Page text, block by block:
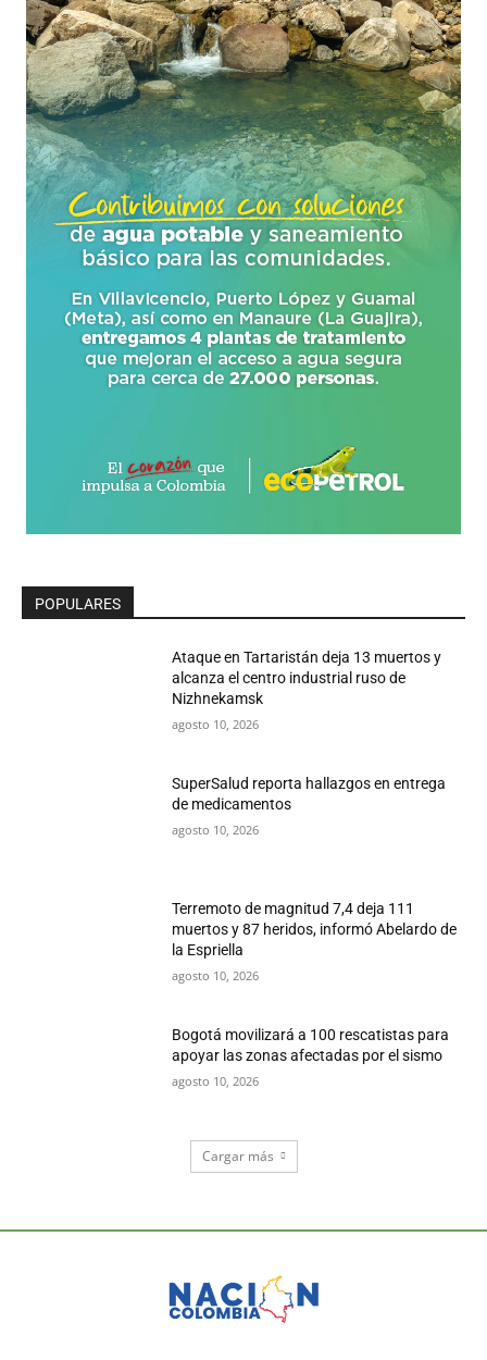
POPULARES
Ataque en Tartaristán deja 13 muertos y
alcanza el centro industrial ruso de
Nizhnekamsk
agosto 10, 2026
SuperSalud reporta hallazgos en entrega
de medicamentos
agosto 10, 2026
Terremoto de magnitud 7,4 deja 111
muertos y 87 heridos, informó Abelardo de
la Espriella
agosto 10, 2026
Bogotá movilizará a 100 rescatistas para
apoyar las zonas afectadas por el sismo
agosto 10, 2026
Cargar más